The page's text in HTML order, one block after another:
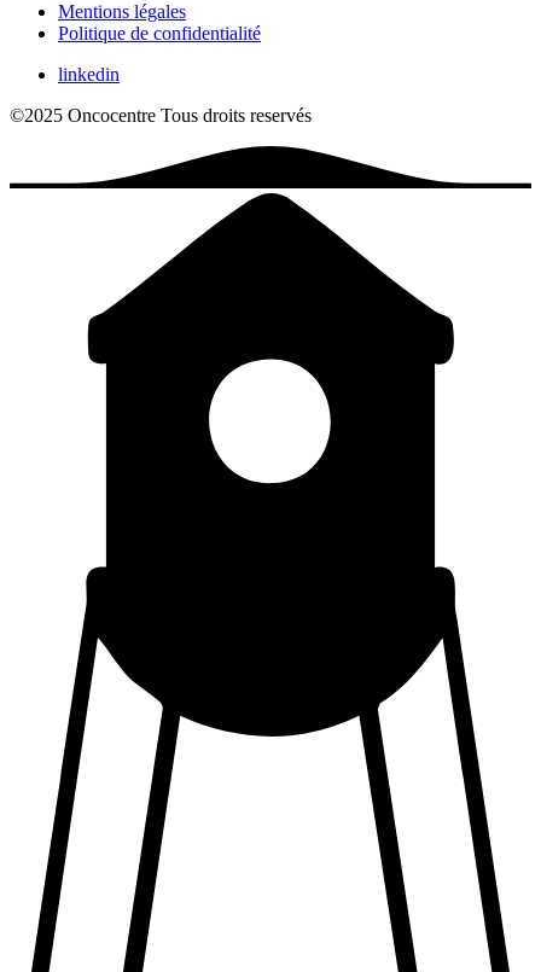
Mentions légales
Politique de confidentialité
linkedin
©2025 Oncocentre Tous droits reservés